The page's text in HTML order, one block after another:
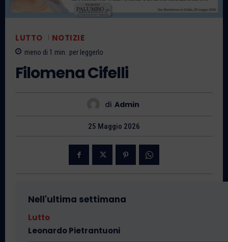
LUTTO NOTIZIE
meno di 1 min. per leggerlo
Filomena Cifelli
di Admin
25 Maggio 2026
Nell'ultima settimana
Lutto
Leonardo Pietrantuoni